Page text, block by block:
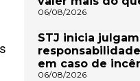
06/08/2026
STJ inicia
em caso de
06/08/2026